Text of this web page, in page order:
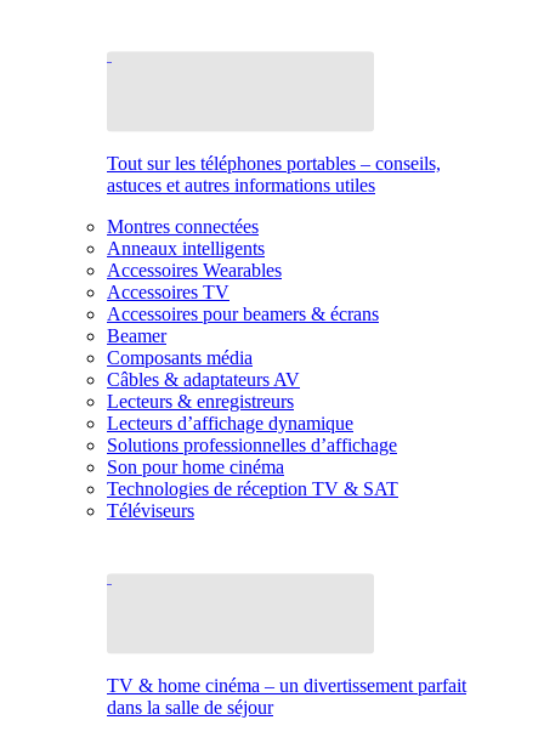
Tout sur les téléphones portables – conseils,
astuces et autres informations utiles
Montres connectées
Anneaux intelligents
Accessoires Wearables
Accessoires TV
Accessoires pour beamers & écrans
Beamer
Composants média
Câbles & adaptateurs AV
Lecteurs & enregistreurs
Lecteurs d’affichage dynamique
Solutions professionnelles d’affichage
Son pour home cinéma
Technologies de réception TV & SAT
Téléviseurs
TV & home cinéma – un divertissement parfait
dans la salle de séjour